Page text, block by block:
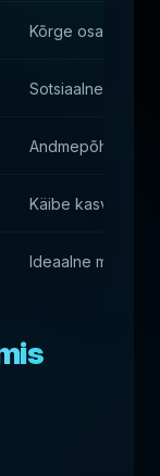
Kõrge osalus
Sotsiaalne mõju
Andmepõhine
Käibe kasv
Ideaalne